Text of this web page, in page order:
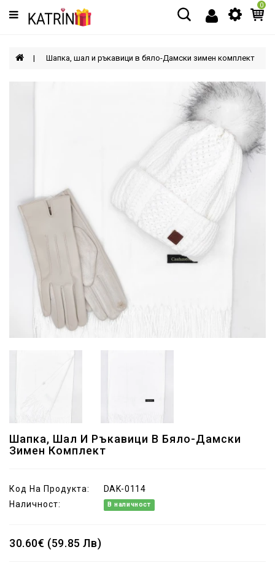
Категории
МЪЖЕ
ЖЕНИ
0
Шапка, шал и ръкавици в бяло-Дамски зимен комплект
Шапка, Шал И Ръкавици В Бяло-Дамски
Зимен Комплект
Код На Продукта:
DAK-0114
Наличност:
В наличност
30.60€ (59.85 Лв)